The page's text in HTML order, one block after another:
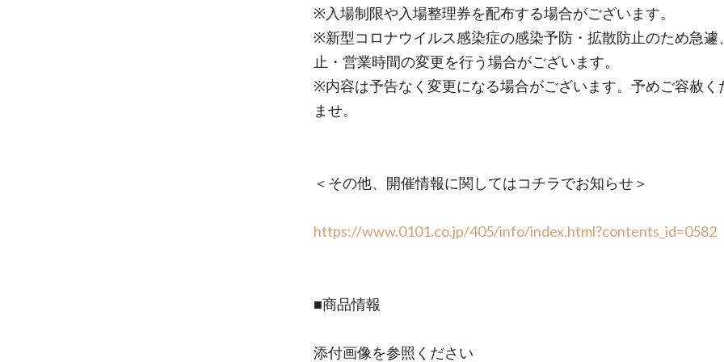
※入場制限や入場整理券を配布する場合がございます。
※新型コロナウイルス感染症の感染予防・拡散防止のため急遽
止・営業時間の変更を行う場合がございます。
※内容は予告なく変更になる場合がございます。予めご容赦く
ませ。
＜その他、開催情報に関してはコチラでお知らせ＞
https://www.0101.co.jp/405/info/index.html?contents_id=0582
■商品情報
添付画像を参照ください